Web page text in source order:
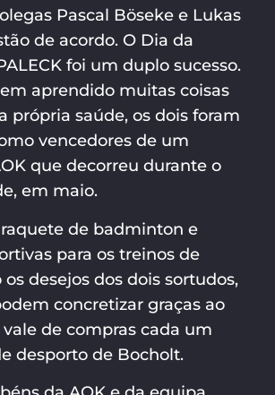
Pascal Böseke e Lukas
de acordo. O Dia da
foi um duplo sucesso.
aprendido muitas coisas
própria saúde, os dois foram
vencedores de um
que decorreu durante o
em maio.
de badminton e
para os treinos de
os desejos dos dois sortudos,
concretizar graças ao
de compras cada um
desporto de Bocholt.